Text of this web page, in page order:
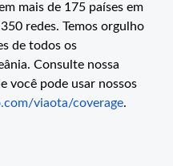
mais de 175 países em
redes. Temos orgulho
de todos os
Consulte nossa
você pode usar nossos
viaota/coverage.